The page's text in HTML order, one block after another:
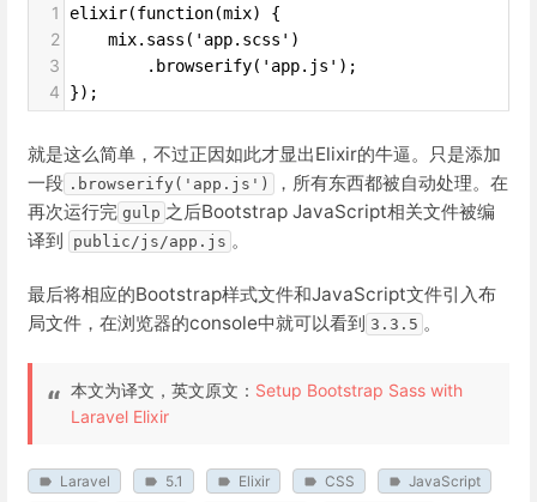
1 elixir(function(mix) {
2
    mix.sass('app.scss')
3
        .browserify('app.js');
4 });
就是这么简单，不过正因如此才显出Elixir的牛逼。只是添加
一段 .browserify('app.js')
，所有东西都被自动处理。在
再次运行完 gulp 之后Bootstrap JavaScript相关文件被编
译到
public/js/app.js 。
最后将相应的Bootstrap样式文件和JavaScript文件引入布
局文件，在浏览器的console中就可以看到 3.3.5 。
本文为译文，英文原文： Setup Bootstrap Sass with
Laravel Elixir
Laravel 5.1 Elixir CSS
JavaScript